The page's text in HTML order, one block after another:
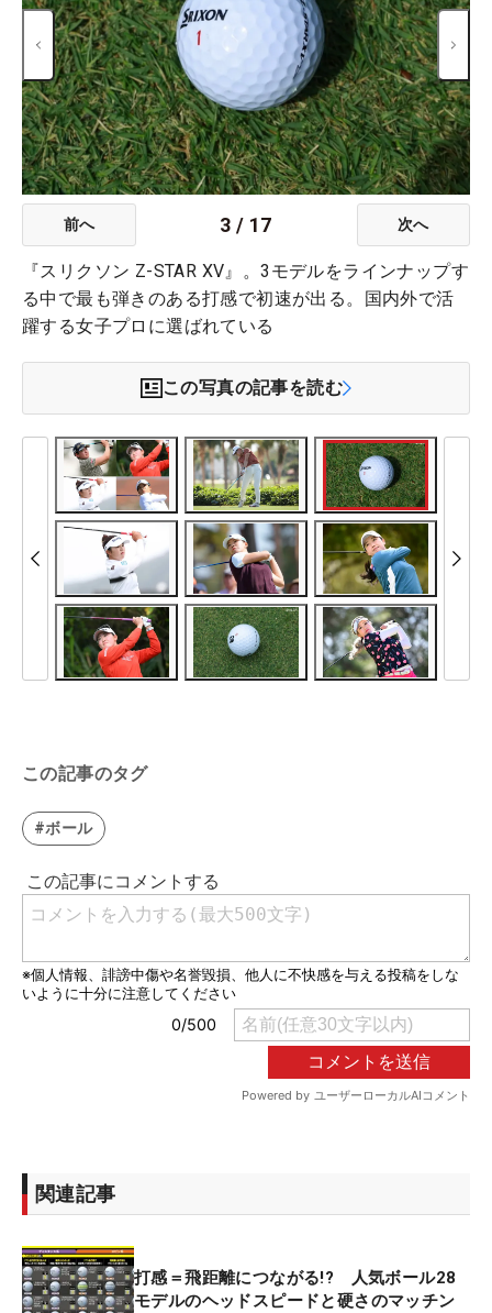
前へ 3 / 17 次へ
『スリクソン Z-STAR XV』。3モデルをラインナップす
る中で最も弾きのある打感で初速が出る。国内外で活
躍する女子プロに選ばれている
この写真の記事を読む
この記事のタグ
#ボール
関連記事
打感＝飛距離につながる!? 人気ボール28
モデルのヘッドスピードと硬さのマッチン